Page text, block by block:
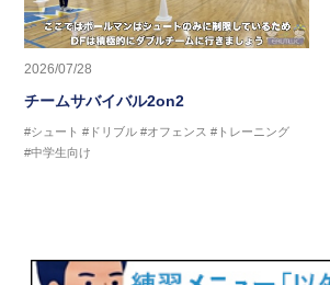
2026/07/28
チームサバイバル2on2
#シュート #ドリブル #オフェンス #トレーニング
#中学生向け